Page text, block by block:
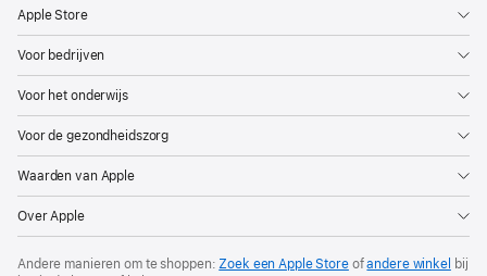
Apple Store
Voor bedrijven
Voor het onderwijs
Voor de gezondheidszorg
Waarden van Apple
Over Apple
Andere manieren om te shoppen:Zoek een Apple Storeofandere winkel bij